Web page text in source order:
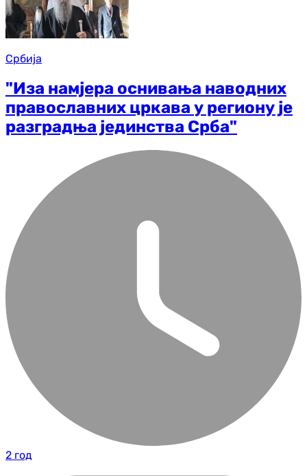
Србија
"Иза намјера оснивања наводних
православних цркава у региону је
разградња јединства Срба"
2 год